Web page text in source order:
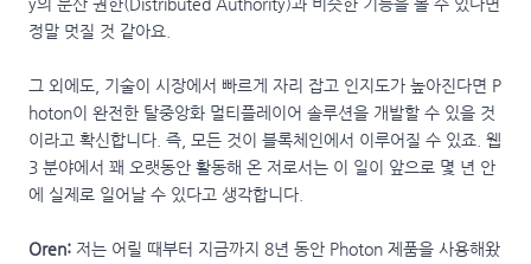
정말 멋질 것 같아요.
그 외에도, 기술이 시장에서 빠르게 자리 잡고 인지도가 높아진다면 P
hoton이 완전한 탈중앙화 멀티플레이어 솔루션을 개발할 수 있을 것
이라고 확신합니다. 즉, 모든 것이 블록체인에서 이루어질 수 있죠. 웹
3 분야에서 꽤 오랫동안 활동해 온 저로서는 이 일이 앞으로 몇 년 안
에 실제로 일어날 수 있다고 생각합니다.
Oren:저는 어릴 때부터 지금까지 8년 동안 Photon 제품을 사용해왔